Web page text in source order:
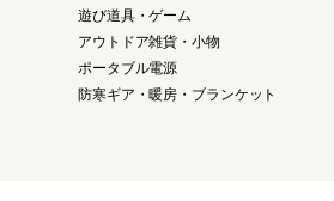
遊び道具・ゲーム
アウトドア雑貨・小物
ポータブル電源
防寒ギア・暖房・ブランケット